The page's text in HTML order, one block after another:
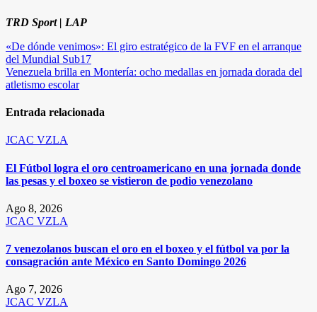
TRD Sport | LAP
Navegación
de
entradas
«De dónde venimos»: El giro estratégico de la FVF en el arranque
del Mundial Sub17
Venezuela brilla en Montería: ocho medallas en jornada dorada del
atletismo escolar
Entrada relacionada
JCAC VZLA
El Fútbol logra el oro centroamericano en una jornada donde
las pesas y el boxeo se vistieron de podio venezolano
Ago 8, 2026
JCAC VZLA
7 venezolanos buscan el oro en el boxeo y el fútbol va por la
consagración ante México en Santo Domingo 2026
Ago 7, 2026
JCAC VZLA